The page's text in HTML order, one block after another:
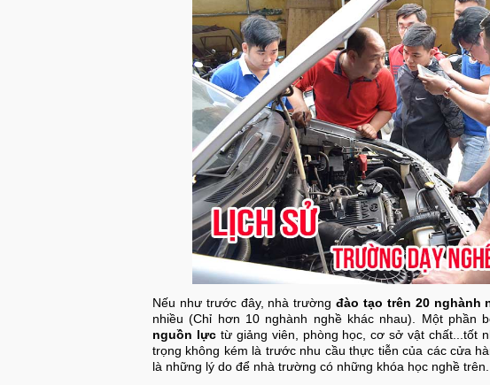
Nếu như trước đây, nhà trườngđào tạo trên 20 nghành
nhiều (Chỉ hơn 10 nghành nghề khác nhau). Một phần
nguồn lựctừ giảng viên, phòng học, cơ sở vật chất...tốt
trọng không kém là trước nhu cầu thực tiễn của các cửa
là những lý do để nhà trường có những khóa học nghề trên.